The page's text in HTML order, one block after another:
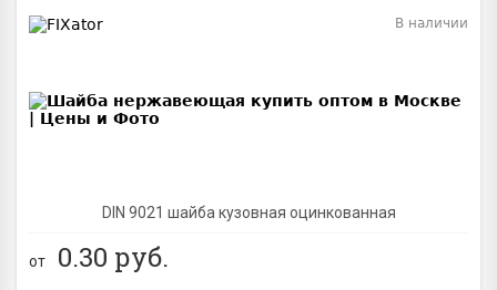
DIN 9021 шайба кузовная оцинкованная
В наличии
от 0.30 руб.